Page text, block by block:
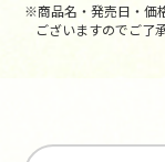
※商品名・発売日・価
ございますのでご了